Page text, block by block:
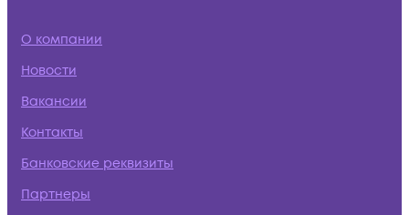
О компании
Новости
Вакансии
Контакты
Банковские реквизиты
Партнеры